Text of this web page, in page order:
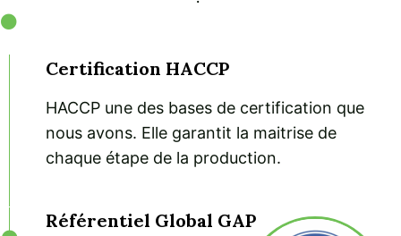
Certification HACCP
HACCP une des bases de certification que
nous avons. Elle garantit la maitrise de
chaque étape de la production.
Référentiel Global GAP